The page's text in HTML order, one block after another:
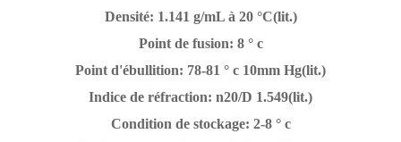
Densité: 1.141 g/mL à 20 °C(lit.)
Point de fusion: 8 ° c
Point d'ébullition: 78-81 ° c 10mm Hg(lit.)
Indice de réfraction: n20/D 1.549(lit.)
Condition de stockage: 2-8 ° c